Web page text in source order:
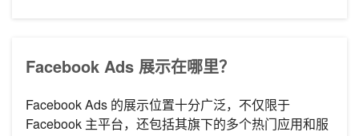
Facebook Ads 展示在哪里？
Facebook Ads 的展示位置十分广泛，不仅限于
Facebook 主平台，还包括其旗下的多个热门应用和服